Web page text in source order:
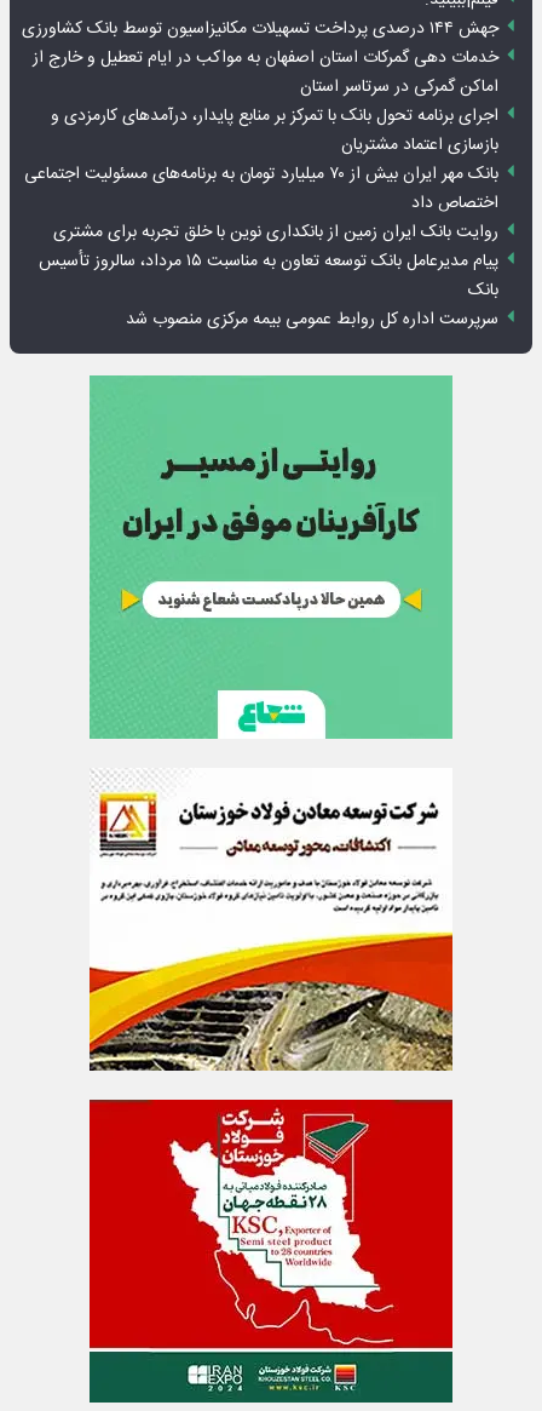
جهش ۱۴۴ درصدی پرداخت تسهیلات مکانیزاسیون توسط بانک کشاورزی
خدمات دهی گمرکات استان اصفهان به مواکب در ایام تعطیل و خارج از
اماکن گمرکی در سرتاسر استان
اجرای برنامه تحول بانک با تمرکز بر منابع پایدار، درآمدهای کارمزدی و
بازسازی اعتماد مشتریان
بانک مهر ایران بیش از ۷۰ میلیارد تومان به برنامه‌های مسئولیت اجتماعی
اختصاص داد
روایت بانک ایران زمین از بانکداری نوین با خلق تجربه برای مشتری
پیام مدیرعامل بانک توسعه تعاون به مناسبت ۱۵ مرداد، سالروز تأسیس
بانک
سرپرست اداره کل روابط عمومی بیمه مرکزی منصوب شد